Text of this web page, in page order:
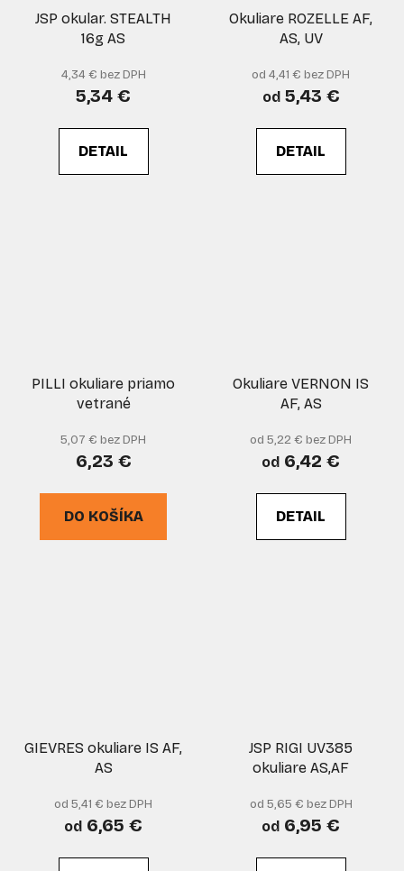
JSP okular. STEALTH
16g AS
4,34 € bez DPH
5,34 €
DETAIL
Okuliare ROZELLE AF,
AS, UV
od 4,41 € bez DPH
od5,43 €
DETAIL
PILLI okuliare priamo
vetrané
5,07 € bez DPH
6,23 €
DO KOŠÍKA
Okuliare VERNON IS
AF, AS
od 5,22 € bez DPH
od 6,42 €
DETAIL
GIEVRES okuliare IS AF,
AS
od 5,41 € bez DPH
od 6,65 €
JSP RIGI UV385
okuliare AS,AF
od 5,65 € bez DPH
od 6,95 €